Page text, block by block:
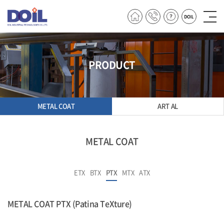
PRODUCT
METAL COAT ART AL
METAL COAT
ETX BTX PTX MTX ATX
METAL COAT PTX (Patina TeXture)